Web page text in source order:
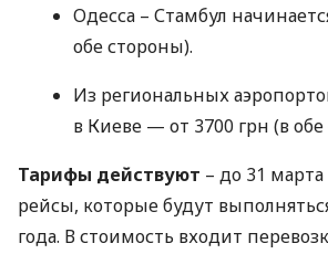
Одесса – Стамбул
обе стороны).
Из региональных
в Киеве — от 3700 грн (в
Тарифы действуют – до 31 марта
рейсы, которые будут
года. В стоимость входит